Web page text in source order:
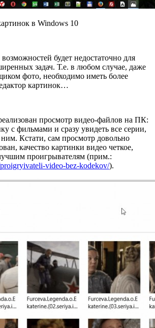
в Windows 10
будет недостаточно для
задач. Т.е. в любом случае, даже
фото, необходимо иметь более
картинок…
просмотр видео-файлов на ПК:
с фильмами и сразу увидеть все серии,
Кстати, сам просмотр довольно
качество картинки видео четкое,
проигрывателям (прим.:
video-bez-kodekov/).